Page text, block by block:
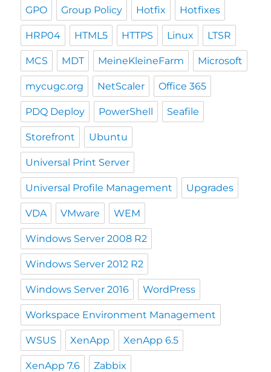
GPO Group Policy Hotfix Hotfixes
HRP04 HTML5 HTTPS Linux LTSR
MCS MDT MeineKleineFarm Microsoft
mycugc.org NetScaler Office 365
PDQ Deploy PowerShell Seafile
Storefront Ubuntu
Universal Print Server
Universal Profile Management Upgrades
VDA VMware WEM
Windows Server 2008 R2
Windows Server 2012 R2
Windows Server 2016 WordPress
Workspace Environment Management
WSUS XenApp XenApp 6.5
XenApp 7.6 Zabbix